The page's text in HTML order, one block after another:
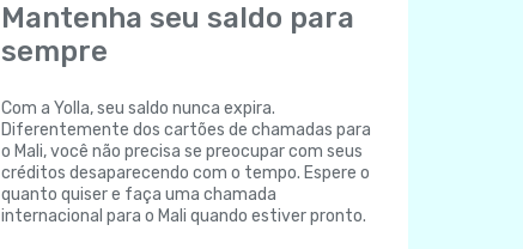
Mantenha seu saldo para
sempre
Com a Yolla, seu saldo nunca expira.
Diferentemente dos cartões de chamadas para
o Mali, você não precisa se preocupar com seus
créditos desaparecendo com o tempo. Espere o
quanto quiser e faça uma chamada
internacional para o Mali quando estiver pronto.